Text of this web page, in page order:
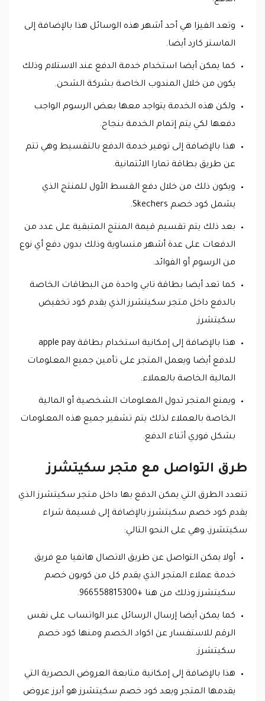
وتعد الفيزا هي أحد أشهر هذه الوسائل هذا بالإضافة إلى
الماستر كارد أيضا.
كما يمكن أيضا استخدام خدمة الدفع عند الاستلام وذلك
يكون من خلال المندوب الخاصة بشركة الشحن.
ولكن هذه الخدمة يتواجد معها بعض الرسوم الواجب
دفعها لكي يتم إتمام الخدمة بنجاح.
هذا بالإضافة إلى توفير خدمة الدفع بالتقسيط وهي تتم
عن طريق بطاقة تمارا الائتمانية.
ويكون ذلك من خلال دفع القسط الأول للمنتج الذي
يشمل كود خصم Skechers.
بعد ذلك يتم تقسيم قيمة المنتج المتبقية على عدد من
الدفعات على عدة أشهر متساوية وذلك بدون دفع أي نوع
من الرسوم أو الفوائد.
كما تعد أيضا بطاقة تابي واحدة من البطاقات الخاصة
بالدفع داخل متجر سكيتشرز الذي يقدم كود تخفيض
سكيتشرز.
هذا بالإضافة إلى إمكانية استخدام بطاقة apple pay
للدفع أيضا ويعمل المتجر على تأمين جميع المعلومات
المالية الخاصة بالعملاء.
ويمنع المتجر تدول المعلومات الشخصية أو المالية
الخاصة بالعملاء لذلك يتم تشفير جميع هذه المعلومات
بشكل فوري أثناء الدفع.
طرق التواصل مع متجر سكيتشرز
تتعدد الطرق التي يمكن الدفع بها داخل متجر سكيتشرز الذي
يقدم كود خصم سكيتشرز بالإضافة إلى قسيمة شراء
سكيتشرز، وهي على النحو التالي:
أولا يمكن التواصل عن طريق الاتصال هاتفيا مع فريق
خدمة عملاء المتجر الذي يقدم كل من كوبون خصم
سكيتشرز وذلك من هنا +966558815300.
كما يمكن أيضا إرسال الرسائل عبر الواتساب على نفس
الرقم للاستفسار عن اكواد الخصم ومنها كود خصم
سكيتشرز.
هذا بالإضافة إلى إمكانية متابعة العروض الحصرية التي
يقدمها المتجر ويعد كود خصم سكيتشرز هو أبرز عروض